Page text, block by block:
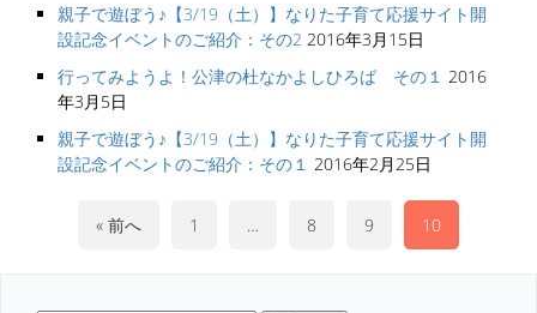
親子で遊ぼう♪【3/19（土）】なりた子育て応援サイト開
設記念イベントのご紹介：その2 2016年3月15日
行ってみようよ！公津の杜なかよしひろば その１ 2016
年3月5日
親子で遊ぼう♪【3/19（土）】なりた子育て応援サイト開
設記念イベントのご紹介：その１ 2016年2月25日
« 前へ 1 … 8 9 10